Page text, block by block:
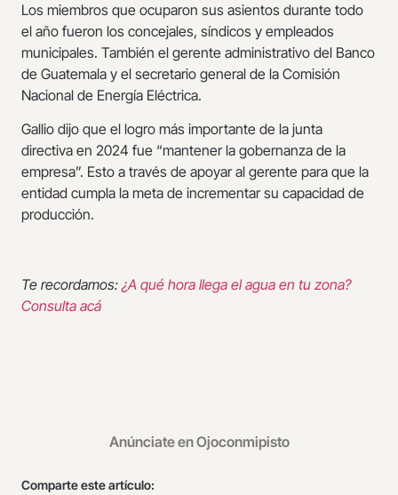
Los miembros que ocuparon sus asientos durante todo
el año fueron los concejales, síndicos y empleados
municipales. También el gerente administrativo del Banco
de Guatemala y el secretario general de la Comisión
Nacional de Energía Eléctrica.
Gallio dijo que el logro más importante de la junta
directiva en 2024 fue “mantener la gobernanza de la
empresa”. Esto a través de apoyar al gerente para que la
entidad cumpla la meta de incrementar su capacidad de
producción.
Te recordamos: ¿A qué hora llega el agua en tu zona?
Consulta acá
Anúnciate en Ojoconmipisto
Comparte este artículo: